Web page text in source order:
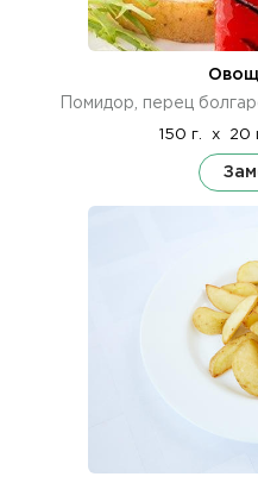
Помидор, перец
150 г. x 20